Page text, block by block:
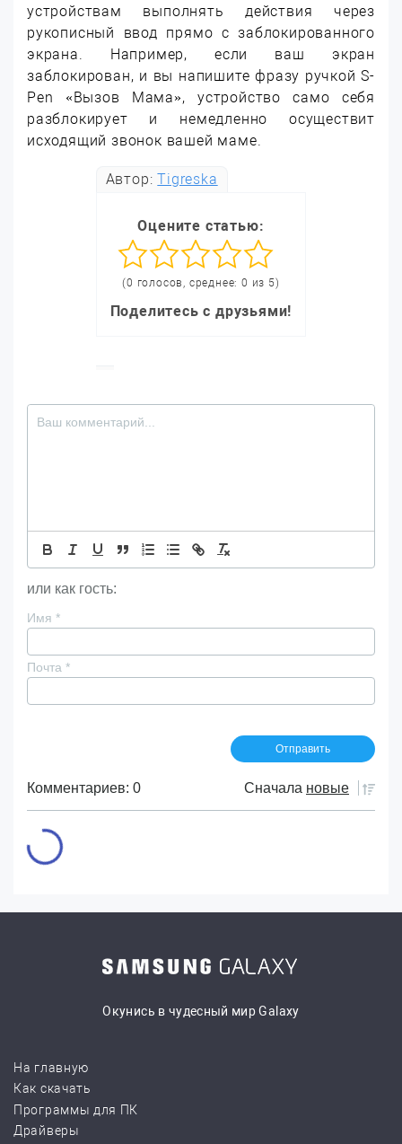
устройствам выполнять действия через
рукописный ввод прямо с заблокированного
экрана. Например, если ваш экран
заблокирован, и вы напишите фразу ручкой S-
Pen «Вызов Мама», устройство само себя
разблокирует и немедленно осуществит
исходящий звонок вашей маме.
Автор:Tigreska
Оцените статью:
(0 голосов, среднее: 0 из 5)
Поделитесь с друзьями!
или как гость:
Имя *
Почта *
Комментариев: 0 Сначала новые
Окунись в чудесный мир Galaxy
На главную
Как скачать
Программы для ПК
Драйверы